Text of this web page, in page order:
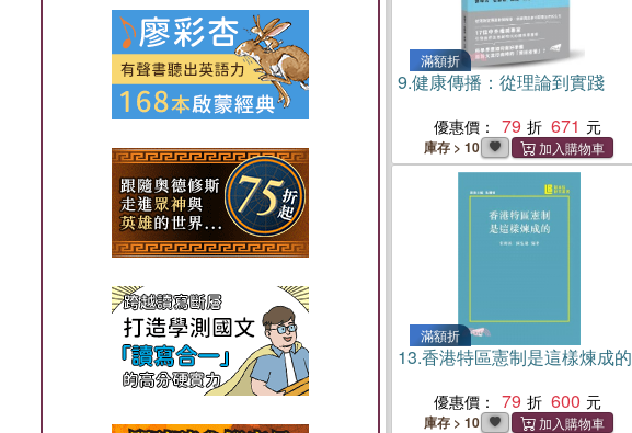
滿額折
9.健康傳播：從理論到實踐
優惠價： 79 671
庫存 > 10
滿額折
13.香港特區憲制是這樣煉成的
優惠價： 79 600
庫存 > 10